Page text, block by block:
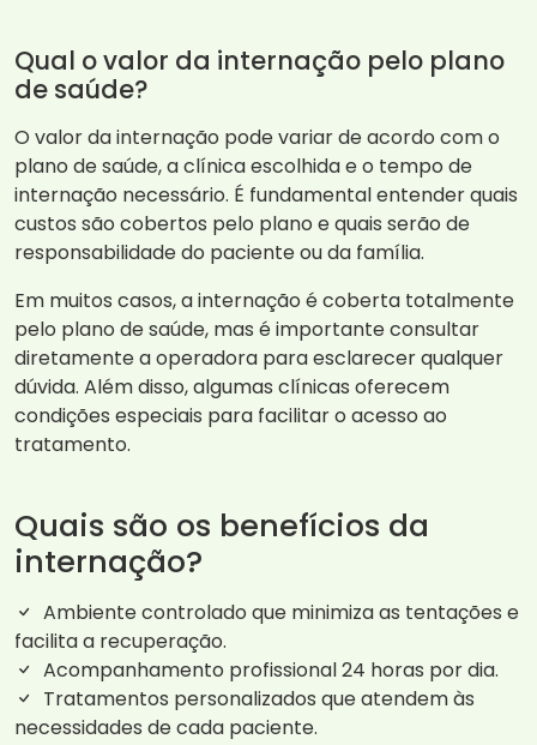
Qual o valor da internação pelo plano
de saúde?
O valor da internação pode variar de acordo com o
plano de saúde, a clínica escolhida e o tempo de
internação necessário. É fundamental entender quais
custos são cobertos pelo plano e quais serão de
responsabilidade do paciente ou da família.
Em muitos casos, a internação é coberta totalmente
pelo plano de saúde, mas é importante consultar
diretamente a operadora para esclarecer qualquer
dúvida. Além disso, algumas clínicas oferecem
condições especiais para facilitar o acesso ao
tratamento.
Quais são os benefícios da
internação?
Ambiente controlado que minimiza as tentações e
facilita a recuperação.
Acompanhamento profissional 24 horas por dia.
Tratamentos personalizados que atendem às
necessidades de cada paciente.